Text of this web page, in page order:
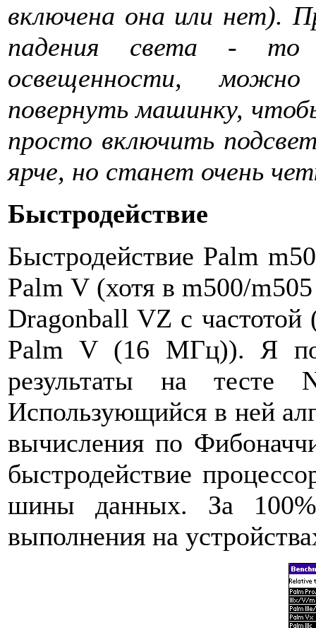
включена она или нет).
падения света - то
освещенности,
повернуть машинку,
просто включить
ярче, но станет очень
Быстродействие
Быстродействие Palm
Palm V (хотя в m500/
Dragonball VZ с
Palm V (16 МГц)). Я
результаты на тесте
Использующийся в ней
вычисления по
быстродействие
шины данных. За
выполнения на